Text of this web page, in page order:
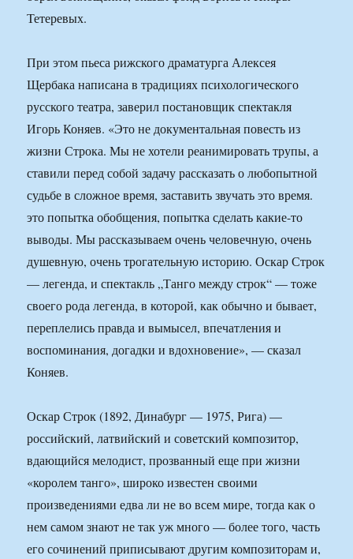
Тетеревых.
При этом пьеса рижского драматурга Алексея
Щербака написана в традициях психологического
русского театра, заверил постановщик спектакля
Игорь Коняев. «Это не документальная повесть из
жизни Строка. Мы не хотели реанимировать трупы, а
ставили перед собой задачу рассказать о любопытной
судьбе в сложное время, заставить звучать это время.
это попытка обобщения, попытка сделать какие-то
выводы. Мы рассказываем очень человечную, очень
душевную, очень трогательную историю. Оскар Строк
— легенда, и спектакль „Танго между строк“ — тоже
своего рода легенда, в которой, как обычно и бывает,
переплелись правда и вымысел, впечатления и
воспоминания, догадки и вдохновение», — сказал
Коняев.
Оскар Строк (1892, Динабург — 1975, Рига) —
российский, латвийский и советский композитор,
вдающийся мелодист, прозванный еще при жизни
«королем танго», широко известен своими
произведениями едва ли не во всем мире, тогда как о
нем самом знают не так уж много — более того, часть
его сочинений приписывают другим композиторам и,